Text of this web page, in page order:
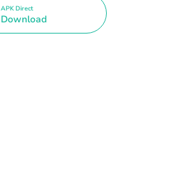
APK Direct
Download